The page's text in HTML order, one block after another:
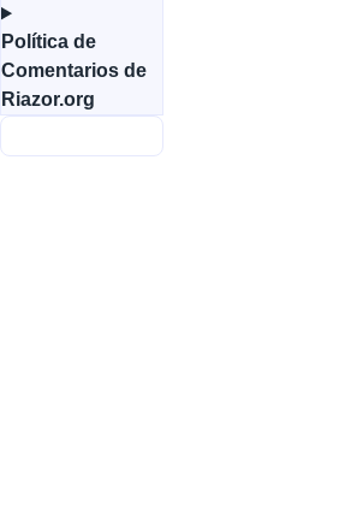
Política de
Comentarios de
Riazor.org